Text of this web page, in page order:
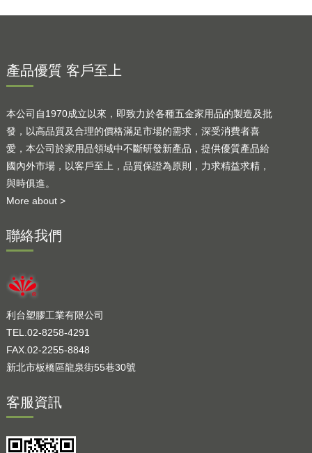
產品優質 客戶至上
本公司自1970成立以來，即致力於各種五金家用品的製造及批
發，以高品質及合理的價格滿足市場的需求，深受消費者喜
愛，本公司於家用品領域中不斷研發新產品，提供優質產品給
國內外市場，以客戶至上，品質保證為原則，力求精益求精，
與時俱進。
More about >
聯絡我們
利台塑膠工業有限公司
TEL.02-8258-4291
FAX.02-2255-8848
新北市板橋區龍泉街55巷30號
客服資訊